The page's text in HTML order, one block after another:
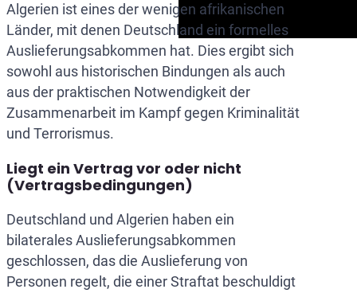
Algerien ist eines der wenigen afrikanischen
Länder, mit denen Deutschland ein formelles
Auslieferungsabkommen hat. Dies ergibt sich
sowohl aus historischen Bindungen als auch
aus der praktischen Notwendigkeit der
Zusammenarbeit im Kampf gegen Kriminalität
und Terrorismus.
Liegt ein Vertrag vor oder nicht
(Vertragsbedingungen)
Deutschland und Algerien haben ein
bilaterales Auslieferungsabkommen
geschlossen, das die Auslieferung von
Personen regelt, die einer Straftat beschuldigt